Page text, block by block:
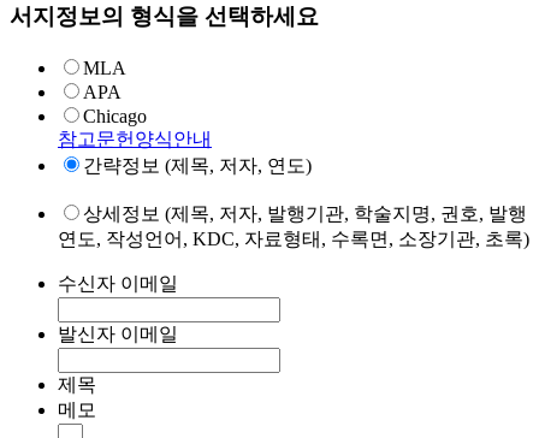
서지정보의 형식을 선택하세요
MLA
APA
Chicago
참고문헌양식안내
간략정보 (제목, 저자, 연도)
상세정보 (제목, 저자, 발행기관, 학술지명, 권호, 발행
연도, 작성언어, KDC, 자료형태, 수록면, 소장기관, 초록)
수신자 이메일
발신자 이메일
제목
메모